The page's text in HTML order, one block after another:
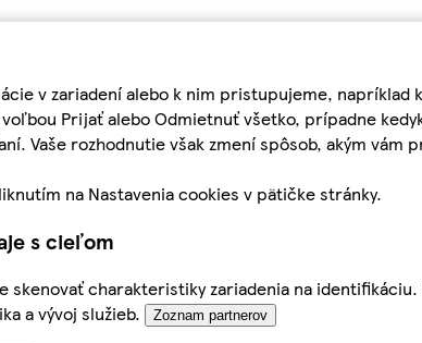
v zariadení alebo k nim pristupujeme,
Prijať alebo Odmietnuť všetko, prípadne
Vaše rozhodnutie však zmení spôsob, akým vám
na Nastavenia cookies v pätičke stránky.
s cieľom
skenovať charakteristiky zariadenia na
a vývoj služieb.
Zoznam partnerov